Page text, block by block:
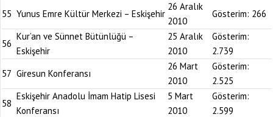
55 Yunus Emre Kültür Merkezi – Eskişehir
26 Aralık
2010
Gösterim: 266
56
Kur’an ve Sünnet Bütünlüğü –
Eskişehir
25 Aralık
2010
Gösterim:
2.739
57 Giresun Konferansı
26 Mart
2010
Gösterim:
2.525
58
Eskişehir Anadolu İmam Hatip Lisesi
Konferansı
5 Mart
2010
Gösterim:
2.599